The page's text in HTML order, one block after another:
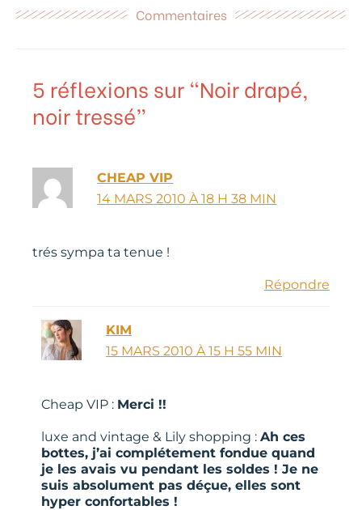
Commentaires
5 réflexions sur “Noir drapé,
noir tressé”
CHEAP VIP
14 MARS 2010 À 18 H 38 MIN
trés sympa ta tenue !
Répondre
KIM
15 MARS 2010 À 15 H 55 MIN
Cheap VIP : Merci !!
luxe and vintage & Lily shopping : Ah ces
bottes, j’ai complétement fondue quand
je les avais vu pendant les soldes ! Je ne
suis absolument pas déçue, elles sont
hyper confortables !